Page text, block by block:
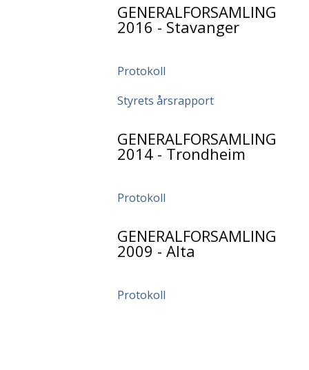
GENERALFORSAMLING
2016 - Stavanger
Protokoll
Styrets årsrapport
GENERALFORSAMLING
2014 - Trondheim
Protokoll
GENERALFORSAMLING
2009 - Alta
Protokoll